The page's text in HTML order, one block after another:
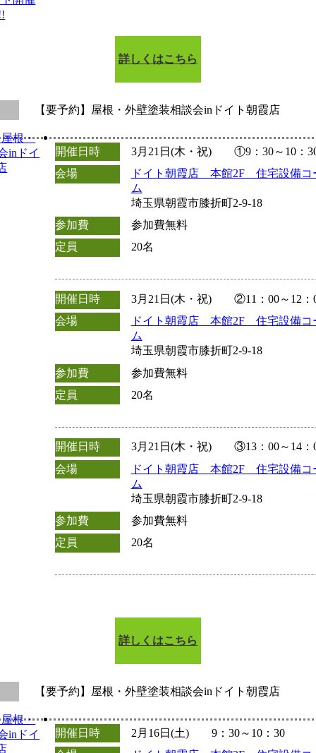
詳しくはこちら
【要予約】屋根・外壁塗装相談会inドイト朝霞店
開催日時
3月21日(木・祝) ①9：30～10：
会場
ドイト朝霞店 本館2F 住宅設備コ
ム
埼玉県朝霞市膝折町2-9-18
参加費
参加費無料
定員
20名
開催日時
3月21日(木・祝) ②11：00～12：
会場
ドイト朝霞店 本館2F 住宅設備コ
ム
埼玉県朝霞市膝折町2-9-18
参加費
参加費無料
定員
20名
開催日時
3月21日(木・祝) ③13：00～14：
会場
ドイト朝霞店 本館2F 住宅設備コ
ム
埼玉県朝霞市膝折町2-9-18
参加費
参加費無料
定員
20名
詳しくはこちら
【要予約】屋根・外壁塗装相談会inドイト朝霞店
開催日時
2月16日(土) 9：30～10：30